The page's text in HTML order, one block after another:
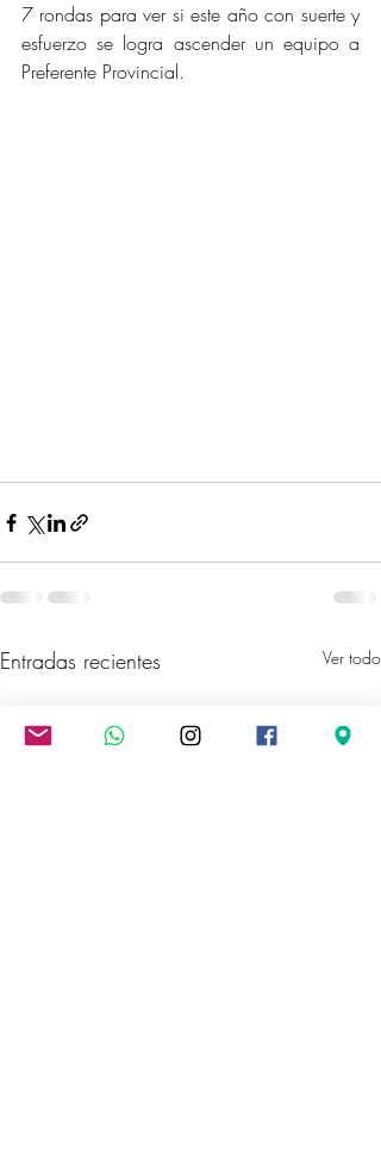
7 rondas para ver si este año con suerte y
esfuerzo se logra ascender un equipo a
Preferente Provincial.
Entradas recientes Ver todo